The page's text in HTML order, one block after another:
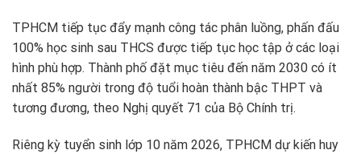
TPHCM tiếp tục đẩy mạnh công tác phân luồng, phấn đấu
100% học sinh sau THCS được tiếp tục học tập ở các loại
hình phù hợp. Thành phố đặt mục tiêu đến năm 2030 có ít
nhất 85% người trong độ tuổi hoàn thành bậc THPT và
tương đương, theo Nghị quyết 71 của Bộ Chính trị.
Riêng kỳ tuyển sinh lớp 10 năm 2026, TPHCM dự kiến huy